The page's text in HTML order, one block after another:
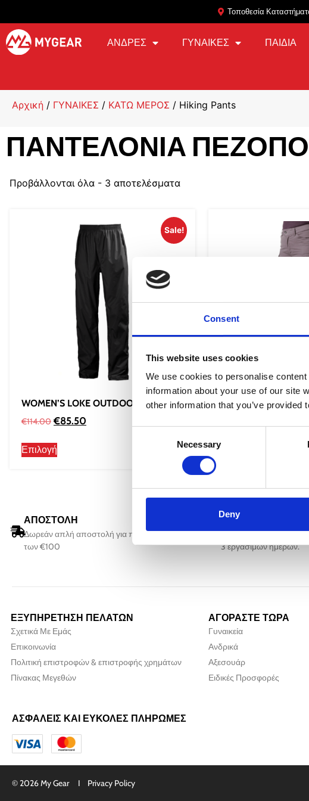
Consent
This website uses cookies
We use cookies to personalise
information about your use of our site
other information that you’ve
Necessary
Deny
Τοποθεσία
ΑΝΔΡΕΣ ΓΥΝΑΙΚΕΣ ΠΑΙΔΙΑ
Αρχική / ΓΥΝΑΙΚΕΣ / ΚΑΤΩ ΜΕΡΟΣ / Hiking Pants
ΠΑΝΤΕΛΌΝΙΑ
Προβάλλονται όλα - 3 αποτελέσματα
Sale!
WOMEN’S LOKE OUTDOOR PANTS
€114.00 €85.50
Επιλογή
WOMEN’S VANDRE
Επιλογή
ΑΠΟΣΤΟΛΗ
Δωρεάν απλή αποστολή για παραγγελίες άνω
των €100
ΠΑΡΑΔΟΣΗ
Όλες οι παραγγελίες
3 εργάσιμων ημερών.
ΕΞΥΠΗΡΕΤΗΣΗ ΠΕΛΑΤΩΝ
Σχετικά Με Εμάς
Επικοινωνία
Πολιτική επιστροφών & επιστροφής χρημάτων
Πίνακας Μεγεθών
ΑΓΟΡΑΣΤΕ ΤΩΡΑ
Γυναικεία
Ανδρικά
Αξεσουάρ
Ειδικές Προσφορές
ΑΣΦΑΛΕΙΣ ΚΑΙ ΕΥΚΟΛΕΣ ΠΛΗΡΩΜΕΣ
© 2026 My Gear I Privacy Policy